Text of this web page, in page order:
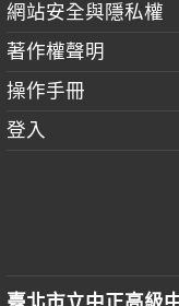
網站安全與隱私權
著作權聲明
操作手冊
登入